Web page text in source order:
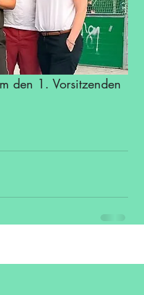
den 1. Vorsitzenden